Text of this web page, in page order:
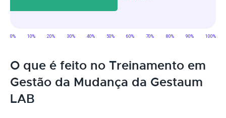
O que é feito no Treinamento em
Gestão da Mudança da Gestaum
LAB